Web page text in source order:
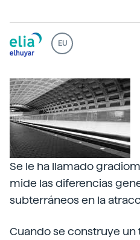
EU
Se le ha llamado
mide las diferencias
subterráneos en la
Cuando se construye un